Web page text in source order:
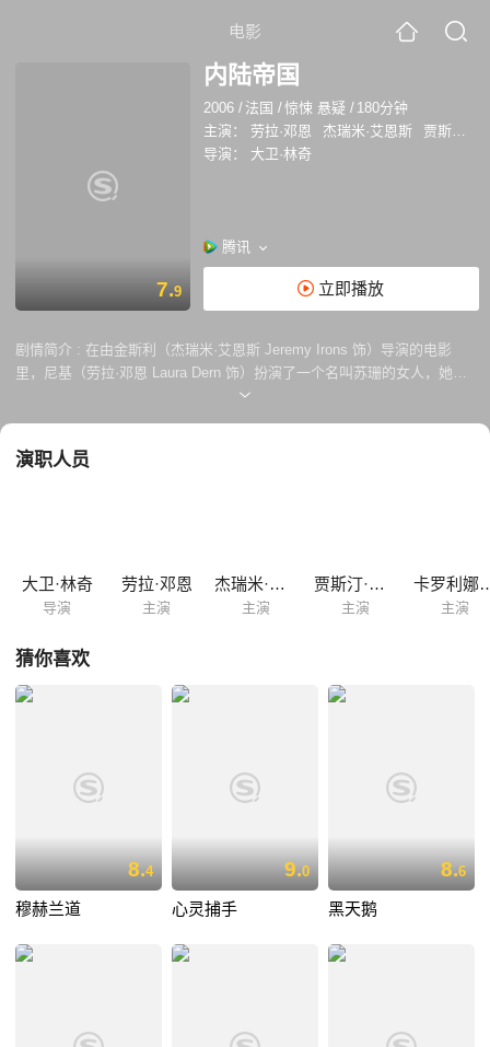
电影
7.9
内陆帝国
2006 / 法国 /惊悚 悬疑 / 180分钟
主演：
劳拉·邓恩 杰瑞米·艾恩斯
贾斯汀·塞洛克斯
导演：
大卫·林奇
腾讯
立即播放
剧情简介 : 在由金斯利（杰瑞米·艾恩斯 Jeremy Irons 饰）导演的电影
里，尼基（劳拉·邓恩 Laura Dern 饰）扮演了一个名叫苏珊的女人，她在
剧中的情人是戴文（贾斯汀·塞洛克斯 Justin Theroux 饰）所扮演的比
予的巨大压力下，尼基在潜意识里躲进了苏珊这个虚构的角色中。随着时
演职人员
大卫·林奇
导演
劳拉·邓恩
主演
杰瑞米·艾恩斯
主演
贾斯汀·塞洛克斯
主演
卡罗利
主演
猜你喜欢
8.4
穆赫兰道
9.0
心灵捕手
8.6
黑天鹅